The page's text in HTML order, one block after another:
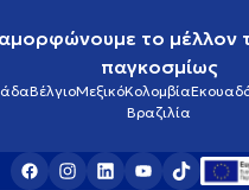
το μέλλον
παγκοσμίως
ΒέλγιοΜεξικόΚολομβία
Βραζιλία